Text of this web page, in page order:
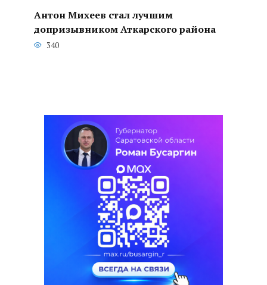
Антон Михеев стал лучшим
допризывником Аткарского района
340